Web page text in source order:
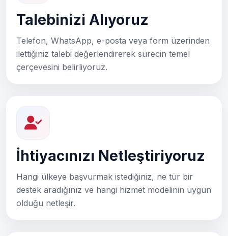
Talebinizi Alıyoruz
Telefon, WhatsApp, e-posta veya form üzerinden
ilettiğiniz talebi değerlendirerek sürecin temel
çerçevesini belirliyoruz.
İhtiyacınızı Netleştiriyoruz
Hangi ülkeye başvurmak istediğiniz, ne tür bir
destek aradığınız ve hangi hizmet modelinin uygun
olduğu netleşir.